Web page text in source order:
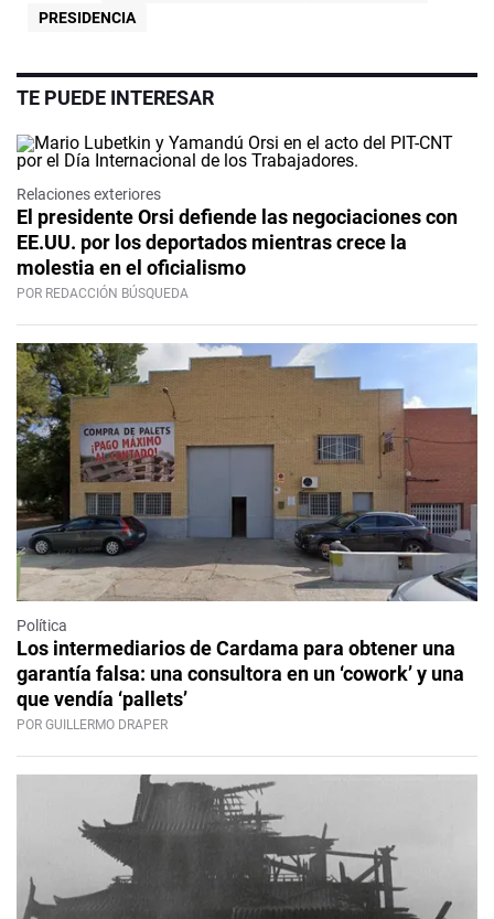
PRESIDENCIA
TE PUEDE INTERESAR
Relaciones exteriores
El presidente Orsi defiende las negociaciones con
EE.UU. por los deportados mientras crece la
molestia en el oficialismo
POR REDACCIÓN BÚSQUEDA
Política
Los intermediarios de Cardama para obtener una
garantía falsa: una consultora en un ‘cowork’ y una
que vendía ‘pallets’
POR GUILLERMO DRAPER